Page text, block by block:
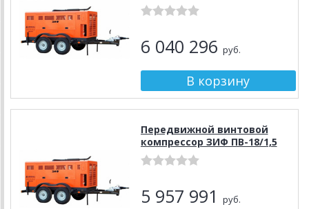
6 040 296 руб.
Передвижной винтовой
компрессор ЗИФ ПВ-18/1,5
5 957 991 руб.